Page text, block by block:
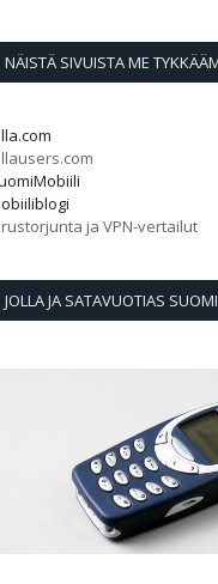
NÄISTÄ SIVUISTA ME
ja VPN-vertailut
JOLLA JA SATAVUOTIAS SUOMI